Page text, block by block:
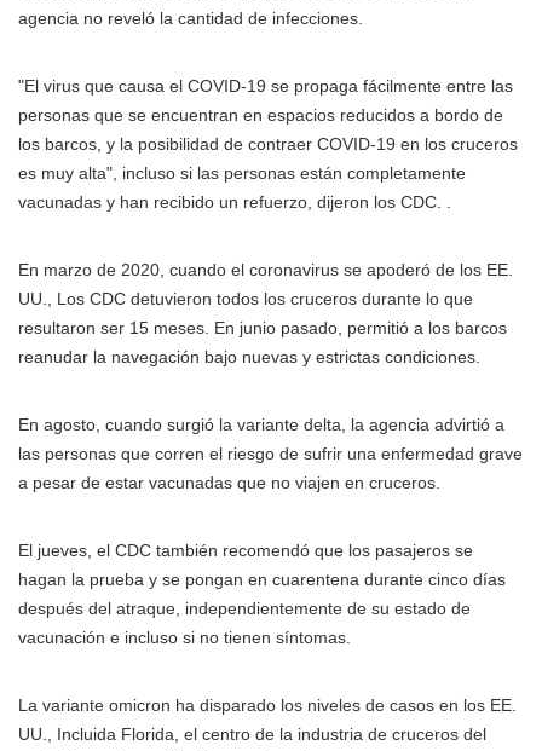
agencia no reveló la cantidad de infecciones.
"El virus que causa el COVID-19 se propaga fácilmente entre las
personas que se encuentran en espacios reducidos a bordo de
los barcos, y la posibilidad de contraer COVID-19 en los cruceros
es muy alta", incluso si las personas están completamente
vacunadas y han recibido un refuerzo, dijeron los CDC. .
En marzo de 2020, cuando el coronavirus se apoderó de los EE.
UU., Los CDC detuvieron todos los cruceros durante lo que
resultaron ser 15 meses. En junio pasado, permitió a los barcos
reanudar la navegación bajo nuevas y estrictas condiciones.
En agosto, cuando surgió la variante delta, la agencia advirtió a
las personas que corren el riesgo de sufrir una enfermedad grave
a pesar de estar vacunadas que no viajen en cruceros.
El jueves, el CDC también recomendó que los pasajeros se
hagan la prueba y se pongan en cuarentena durante cinco días
después del atraque, independientemente de su estado de
vacunación e incluso si no tienen síntomas.
La variante omicron ha disparado los niveles de casos en los EE.
UU., Incluida Florida, el centro de la industria de cruceros del